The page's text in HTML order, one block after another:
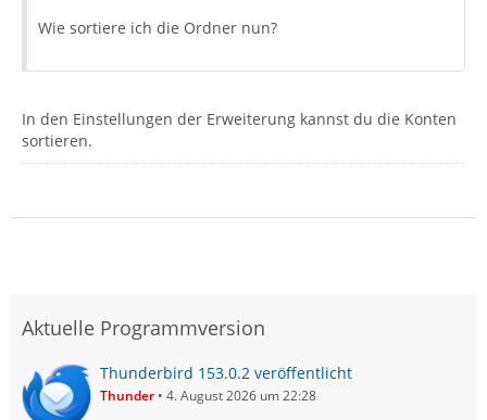
Wie sortiere ich die Ordner nun?
In den Einstellungen der Erweiterung kannst du die Konten
sortieren.
Aktuelle Programmversion
Thunderbird 153.0.2 veröffentlicht
Thunder 4. August 2026 um 22:28